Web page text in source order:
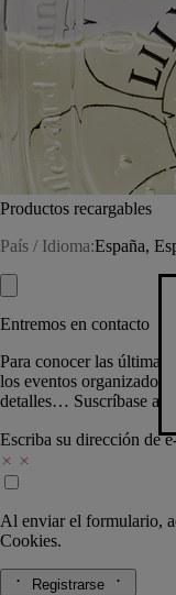
Productos recargables
País / Idioma:España,
Entremos en contacto
Para conocer las últimas
los eventos organizados
detalles… Suscríbase a
Escriba su dirección de
Al enviar el formulario,
Cookies.
Registrarse